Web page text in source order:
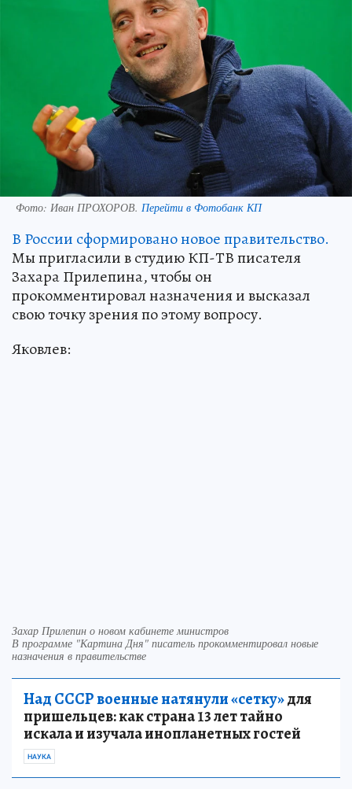
Фото: Иван ПРОХОРОВ. Перейти в Фотобанк КП
В России сформировано новое правительство.
Мы пригласили в студию КП-ТВ писателя
Захара Прилепина, чтобы он
прокомментировал назначения и высказал
свою точку зрения по этому вопросу.
Яковлев:
Захар Прилепин о новом кабинете министров
В программе "Картина Дня" писатель прокомментировал новые
назначения в правительстве
Над СССР военные натянули «сетку»для
пришельцев: как страна 13 лет тайно
искала и изучала инопланетных гостей
НАУКА